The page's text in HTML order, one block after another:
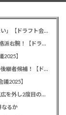
カープドラ6西川篤夢！「日本を代表する遊撃手になりたい」【ドラフト会議2025】
カープドラ5赤木晴哉！191cm最速153キロ！佛教大の本格派右腕！【ドラフト会議2025】
】
カープドラ3勝田成！近畿大163cmセカンド！菊池涼介の後継者候補！【ドラフト会議2025】
2025】
カープドラ1平川蓮！187cmのスイッチヒッター！立石正広を外し2度目の重複も新井監督がクジを引き当てる！【ドラフト会議2025】
なるか